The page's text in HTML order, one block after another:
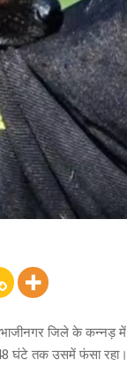
जिले के कन्नड़
घंटे तक उसमें फंसा